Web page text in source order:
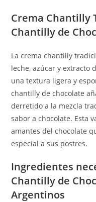
Crema Chantilly
Chantilly de
La crema chantilly
leche, azúcar y extracto
una textura ligera y
chantilly de chocolate
derretido a la mezcla
sabor a chocolate. Esta
amantes del chocolate
especial a sus postres.
Ingredientes
Chantilly de
Argentinos